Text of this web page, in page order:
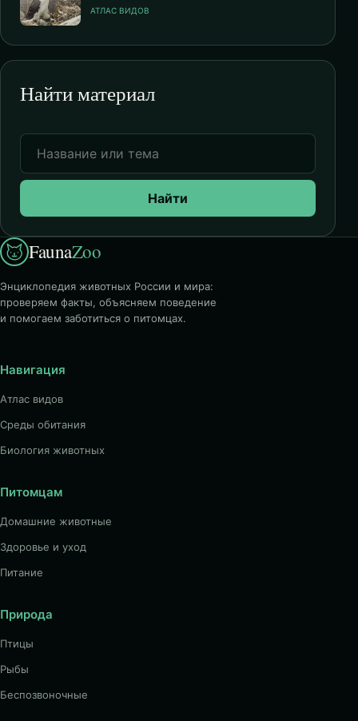
АТЛАС ВИДОВ
Найти материал
Найти
FaunaZoo
Энциклопедия животных России и мира:
проверяем факты, объясняем поведение
и помогаем заботиться о питомцах.
Навигация
Атлас видов
Среды обитания
Биология животных
Питомцам
Домашние животные
Здоровье и уход
Питание
Природа
Птицы
Рыбы
Беспозвоночные